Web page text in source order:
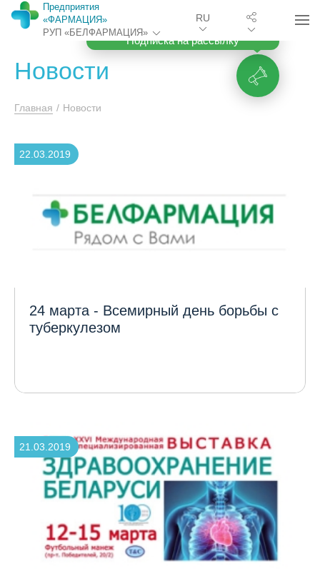
Предприятия
«ФАРМАЦИЯ»
РУП «БЕЛФАРМАЦИЯ»
RU
Новости
Главная / Новости
Подписка на рассылку
24 марта - Всемирный день борьбы с
туберкулезом
22.03.2019
21.03.2019